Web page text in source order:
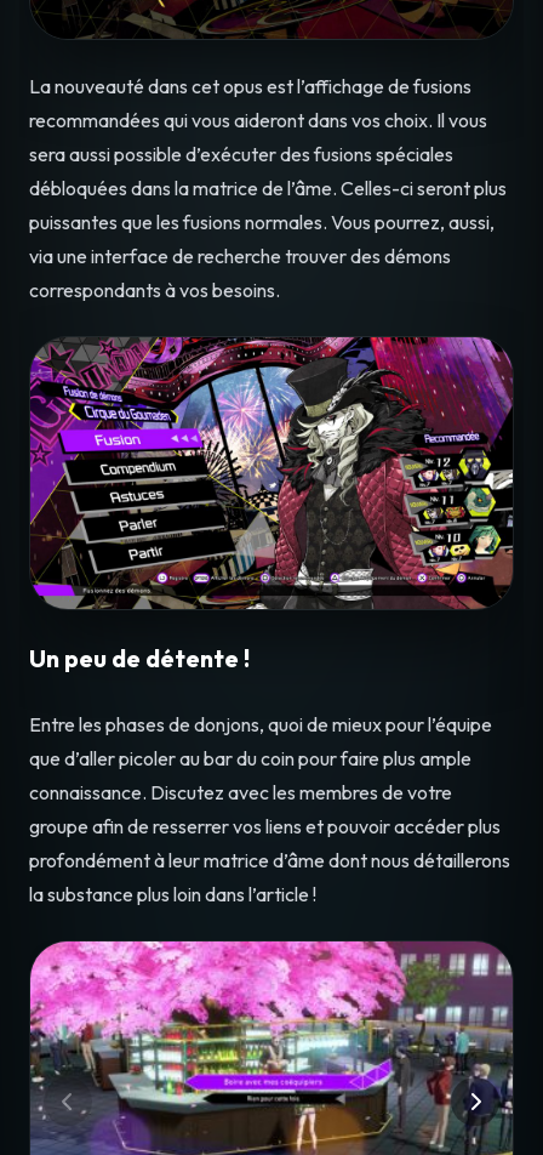
La nouveauté dans cet opus est l’affichage de fusions
recommandées qui vous aideront dans vos choix. Il vous
sera aussi possible d’exécuter des fusions spéciales
débloquées dans la matrice de l’âme. Celles-ci seront plus
puissantes que les fusions normales. Vous pourrez, aussi,
via une interface de recherche trouver des démons
correspondants à vos besoins.
Un peu de détente !
Entre les phases de donjons, quoi de mieux pour l’équipe
que d’aller picoler au bar du coin pour faire plus ample
connaissance. Discutez avec les membres de votre
groupe afin de resserrer vos liens et pouvoir accéder plus
profondément à leur matrice d’âme dont nous détaillerons
la substance plus loin dans l’article !